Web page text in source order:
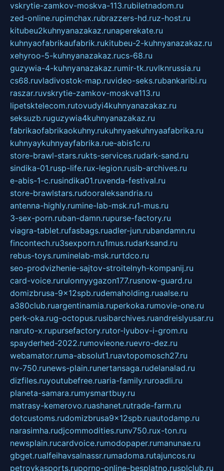
vskrytie-zamkov-moskva-113.rubiletnadom.ru
zed-online.rupimchax.rubrazzers-hd.ruz-host.ru
kitubeu2kuhnyanazakaz.runaperekate.ru
kuhnyaofabrikaufabrik.rukitubeu-2-kuhnyanazakaz.ru
xehyroo-5-kuhnyanazakaz.rucs-68.ru
guzywia-4-kuhnyanazakaz.rumir-tk.ruvlknrussia.ru
cs68.ruvladivostok-map.ruvideo-seks.rubankaribi.ru
raszar.ruvskrytie-zamkov-moskva113.ru
lipetsktelecom.rutovudyi4kuhnyanazakaz.ru
seksuzb.ruguzywia4kuhnyanazakaz.ru
fabrikaofabrikaokuhny.rukuhnyaekuhnyaafabrika.ru
kuhnyaykuhnyayfabrika.rue-abis1c.ru
store-brawl-stars.rukts-services.rudark-sand.ru
sindika-01.rusp-life.rux-legion.rusib-archives.ru
e-abis-1-c.rusindika01.ruvenda-festival.ru
store-brawlstars.rudooraleksandria.ru
antenna-highly.rumine-lab-msk.ru1-mus.ru
3-sex-porn.ruban-damn.rupurse-factory.ru
viagra-tablet.rufasbags.ruadler-jun.rubandamn.ru
fincontech.ru3sexporn.ru1mus.rudarksand.ru
rebus-toys.ruminelab-msk.rurtdco.ru
seo-prodvizhenie-sajtov-stroitelnyh-kompanij.ru
card-voice.rurulonnyygazon177.rusnow-guard.ru
domizbrusa-9x12spb.rudemaholding.ruaalse.ru
a380club.ruargentinamia.ruperkoka.rumovie-one.ru
perk-oka.rug-octopus.rusibarchives.ruandreislyusar.ru
naruto-x.rupursefactory.rutor-lyubov-i-grom.ru
spayderhed-2022.rumovieone.ruevro-dez.ru
webamator.ruma-absolut1.ruavtopomosch27.ru
nv-750.runews-plain.runertansaga.rudelanalad.ru
dizfiles.ruyoutubefree.ruaria-family.ruroadli.ru
planeta-samara.rumysmartbuy.ru
matrasy-kemerovo.ruashanet.rutrade-farm.ru
dotcustoms.rudomizbrusa9x12spb.ruautodamp.ru
narasimha.rudjcommodities.runv750.rux-ton.ru
newsplain.rucardvoice.rumodopaper.rumanunae.ru
gbget.rualfeihavsalnassr.rumadoma.rutajuncos.ru
petrovkasports.ruporno-online-besplatno.rusplclub.ru